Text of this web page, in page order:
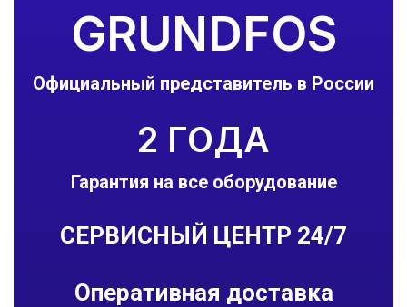
GRUNDFOS
Официальный представитель в России
2 ГОДА
Гарантия на все оборудование
СЕРВИСНЫЙ ЦЕНТР 24/7
Оперативная доставка